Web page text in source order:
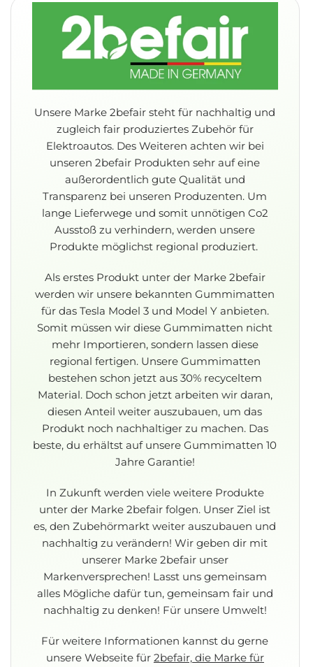
Unsere Marke 2befair steht für nachhaltig und
zugleich fair produziertes Zubehör für
Elektroautos. Des Weiteren achten wir bei
unseren 2befair Produkten sehr auf eine
außerordentlich gute Qualität und
Transparenz bei unseren Produzenten. Um
lange Lieferwege und somit unnötigen Co2
Ausstoß zu verhindern, werden unsere
Produkte möglichst regional produziert.
Als erstes Produkt unter der Marke 2befair
werden wir unsere bekannten Gummimatten
für das Tesla Model 3 und Model Y anbieten.
Somit müssen wir diese Gummimatten nicht
mehr Importieren, sondern lassen diese
regional fertigen. Unsere Gummimatten
bestehen schon jetzt aus 30% recyceltem
Material. Doch schon jetzt arbeiten wir daran,
diesen Anteil weiter auszubauen, um das
Produkt noch nachhaltiger zu machen. Das
beste, du erhältst auf unsere Gummimatten 10
Jahre Garantie!
In Zukunft werden viele weitere Produkte
unter der Marke 2befair folgen. Unser Ziel ist
es, den Zubehörmarkt weiter auszubauen und
nachhaltig zu verändern!Wir geben dir mit
unserer Marke 2befair unser
Markenversprechen! Lasst uns gemeinsam
alles Mögliche dafür tun, gemeinsam fair und
nachhaltig zu denken! Für unsere Umwelt!
Für weitere Informationen kannst du gerne
unsere Webseite für 2befair, die Marke für